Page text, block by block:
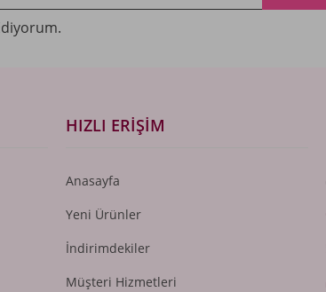
HIZLI ERIŞIM
Anasayfa
Yeni Ürünler
İndirimdekiler
Müşteri Hizmetleri